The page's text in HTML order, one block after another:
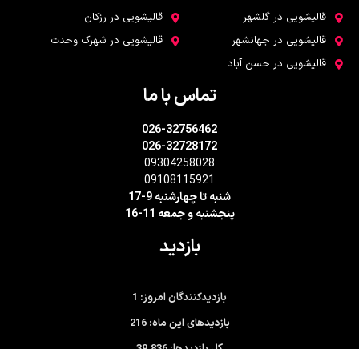
قالیشویی در گلشهر
قالیشویی در جهانشهر
قالیشویی در حسن آباد
قالیشویی در رزکان
قالیشویی در شهرک وحدت
تماس با ما
026-32756462
026-32728172
09304258028
09108115921
شنبه تا چهارشنبه 9-17
پنجشنبه و جمعه 11-16
بازدید
بازدیدکنندگان امروز: 1
بازدیدهای این ماه:216